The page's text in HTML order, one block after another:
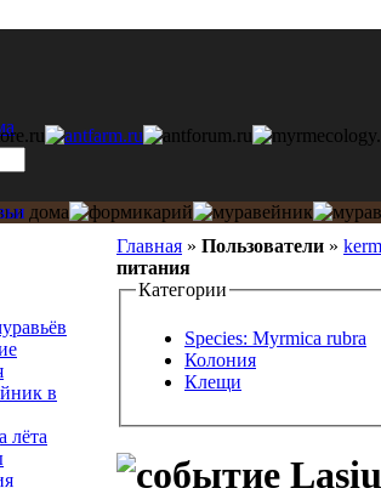
Главная » Пользователи »
питания
Категории
Species: Myrmica rubra
Колония
Клещи
в
лёта